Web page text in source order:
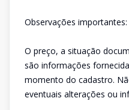
Observações importantes:
O preço, a situação
são informações
momento do cadastro.
eventuais alterações ou